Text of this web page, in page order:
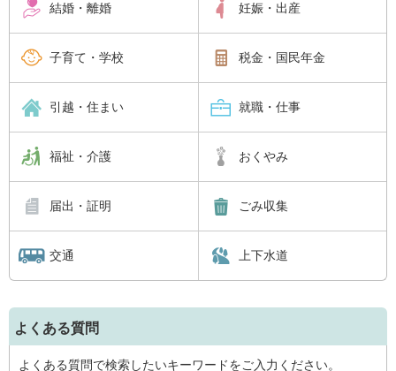
結婚・離婚 妊娠・出産
子育て・学校 税金・国民年金
引越・住まい 就職・仕事
福祉・介護 おくやみ
届出・証明 ごみ収集
交通 上下水道
よくある質問
よくある質問で検索したいキーワードをご入力ください。